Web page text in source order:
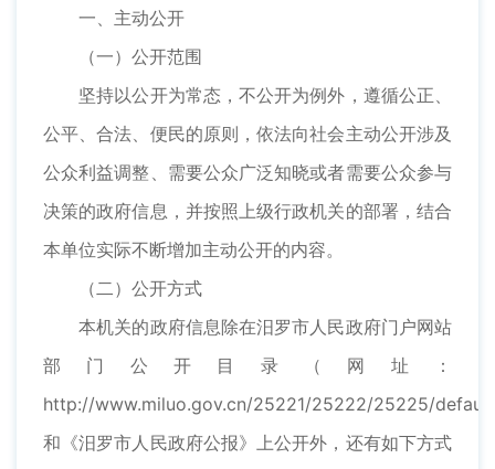
一、主动公开
（一）公开范围
坚持以公开为常态，不公开为例外，遵循公正、
公平、合法、便民的原则，依法向社会主动公开涉及
公众利益调整、需要公众广泛知晓或者需要公众参与
决策的政府信息，并按照上级行政机关的部署，结合
本单位实际不断增加主动公开的内容。
（二）公开方式
本机关的政府信息除在汨罗市人民政府门户网站
部门公开目录（网址：
http://www.miluo.gov.cn/25221/25222/25225/
和《汨罗市人民政府公报》上公开外，还有如下方式